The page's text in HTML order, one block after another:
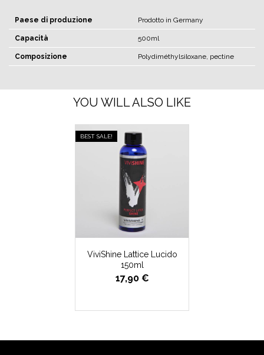
Paese di produzione Prodotto in Germany
Capacità 500ml
Composizione Polydiméthylsiloxane, pectine
YOU WILL ALSO LIKE
BEST SALE!
ViviShine Lattice Lucido
150ml
17,90 €